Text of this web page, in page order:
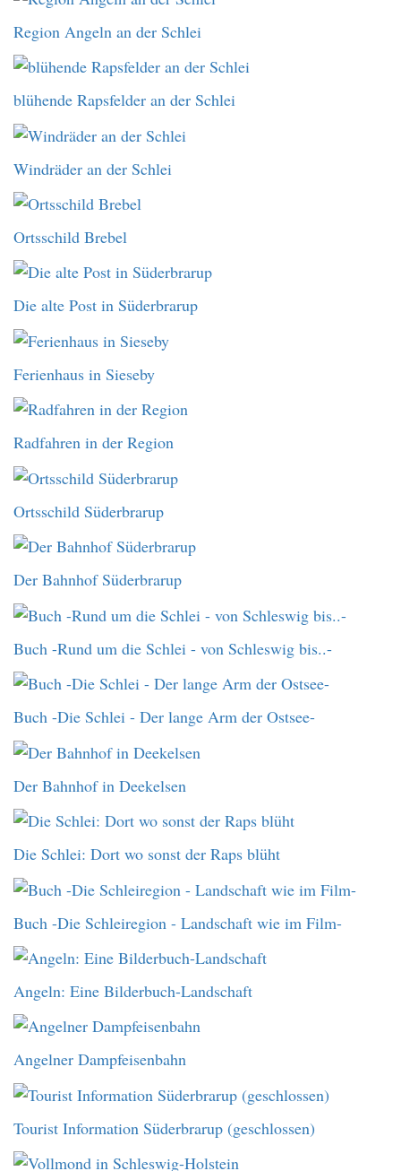
Region Angeln an der Schlei
blühende Rapsfelder an der Schlei
Windräder an der Schlei
Ortsschild Brebel
Die alte Post in Süderbrarup
Ferienhaus in Sieseby
Radfahren in der Region
Ortsschild Süderbrarup
Der Bahnhof Süderbrarup
Buch -Rund um die Schlei - von Schleswig bis..-
Buch -Die Schlei - Der lange Arm der Ostsee-
Der Bahnhof in Deekelsen
Die Schlei: Dort wo sonst der Raps blüht
Buch -Die Schleiregion - Landschaft wie im Film-
Angeln: Eine Bilderbuch-Landschaft
Angelner Dampfeisenbahn
Tourist Information Süderbrarup (geschlossen)